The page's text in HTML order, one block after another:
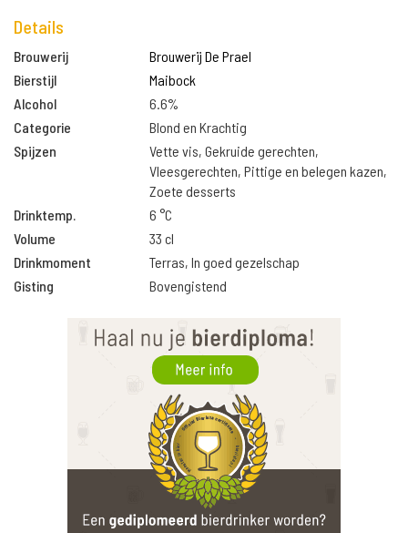
Details
Brouwerij
Brouwerij De Prael
Bierstijl
Maibock
Alcohol
6.6%
Categorie
Blond en Krachtig
Spijzen
Vette vis, Gekruide gerechten,
Vleesgerechten, Pittige en belegen kazen,
Zoete desserts
Drinktemp.
6 °C
Volume
33 cl
Drinkmoment
Terras, In goed gezelschap
Gisting
Bovengistend